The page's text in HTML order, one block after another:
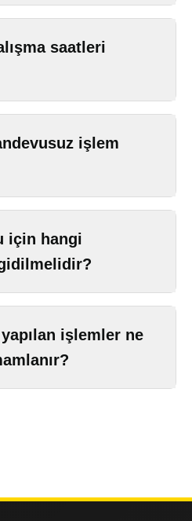
saatleri
işlem
için hangi
işlemler ne